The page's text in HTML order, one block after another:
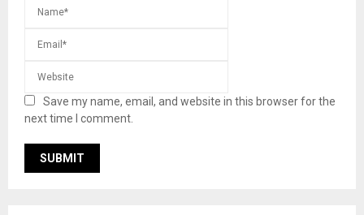
Save my name, email, and website in this browser for the
next time I comment.